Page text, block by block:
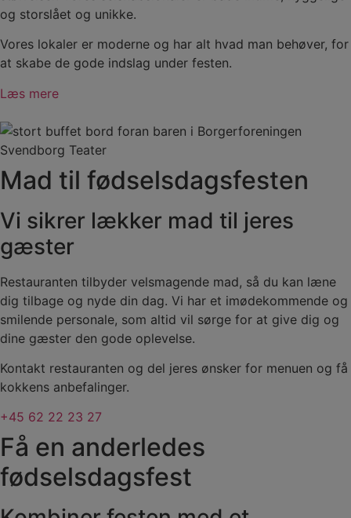
og storslået og unikke.
Vores lokaler er moderne og har alt hvad man behøver, for
at skabe de gode indslag under festen.
Læs mere
Mad til fødselsdagsfesten
Vi sikrer lækker mad til jeres
gæster
Restauranten tilbyder velsmagende mad, så du kan læne
dig tilbage og nyde din dag. Vi har et imødekommende og
smilende personale, som altid vil sørge for at give dig og
dine gæster den gode oplevelse.
Kontakt restauranten og del jeres ønsker for menuen og få
kokkens anbefalinger.
+45 62 22 23 27
Få en anderledes
fødselsdagsfest